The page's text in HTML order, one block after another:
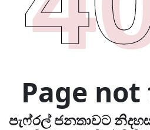
පැෆ්රල් ජනතාවට